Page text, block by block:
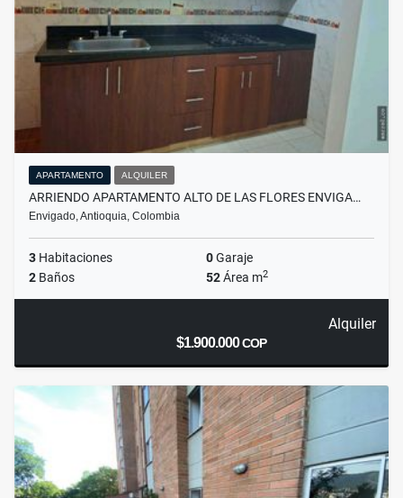
APARTAMENTO ALQUILER
ARRIENDO APARTAMENTO ALTO DE LAS FLORES ENVIGA…
Envigado, Antioquia, Colombia
3 Habitaciones 0Garaje
2 Baños 52Área m2
Alquiler
$1.900.000COP